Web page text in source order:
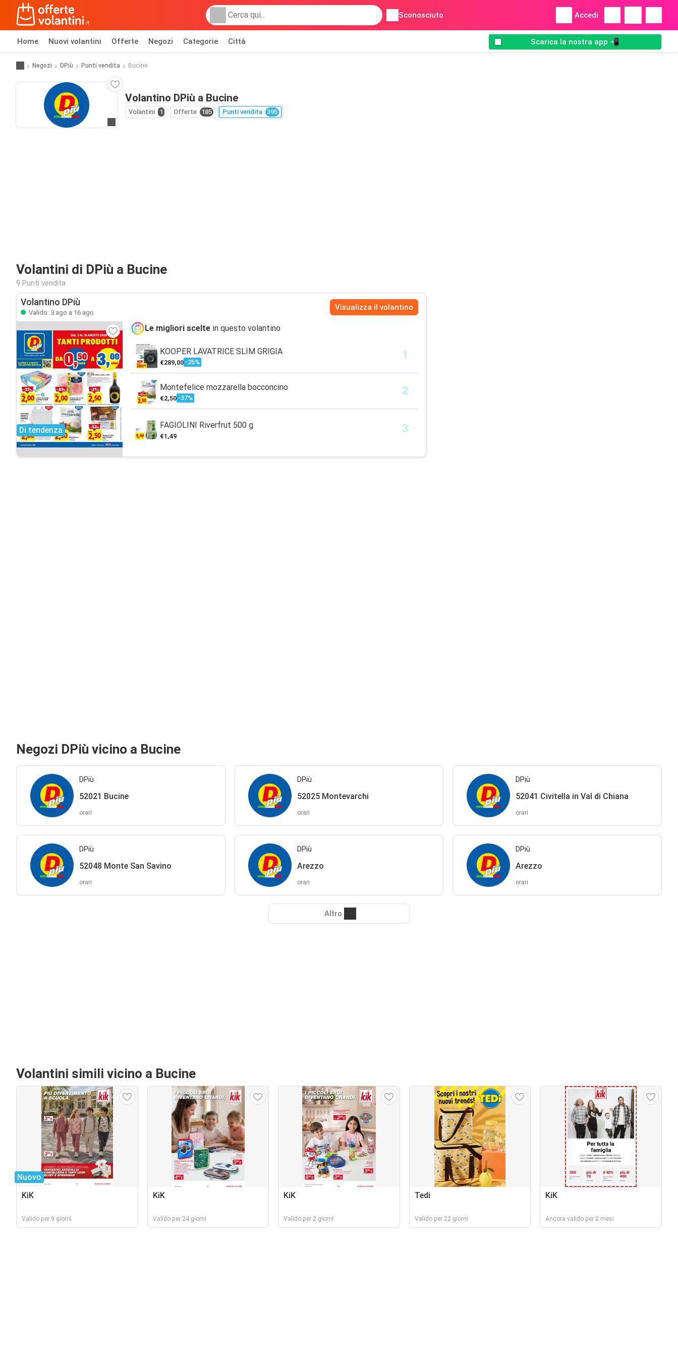
Sconosciuto Accedi
Home Nuovi volantini Offerte Negozi Categorie Città Scarica la nostra app 📲
Negozi DPiù Punti vendita Bucine
Volantino DPiù a Bucine
Volantini 1 Offerte 185 Punti vendita 395
Volantini di DPiù a Bucine
9 Punti vendita
Volantino DPiù
Valido: 3 ago a 16 ago
Visualizza il volantino
Di tendenza
Le migliori scelte in questo volantino
KOOPER LAVATRICE SLIM GRIGIA
€289,00 -25%
Montefelice mozzarella bocconcino
€2,50 -37%
FAGIOLINI Riverfrut 500 g
€1,49
Negozi DPiù vicino a Bucine
DPiù
52021 Bucine
orari
DPiù
52025 Montevarchi
orari
DPiù
52041 Civitella in Val di Chiana
orari
DPiù
52048 Monte San Savino
orari
DPiù
Arezzo
orari
DPiù
Arezzo
orari
Altro
Volantini simili vicino a Bucine
Nuovo
KiK
Valido per 9 giorni
KiK
Valido per 24 giorni
KiK
Valido per 2 giorni
Tedi
Valido per 22 giorni
KiK
Ancora valido per 2 mesi